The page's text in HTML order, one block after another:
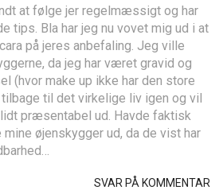
at følge jer regelmæssigt og har
tips. Bla har jeg nu vovet mig ud i at
på jeres anbefaling. Jeg ville
da jeg har været gravid og
(hvor make up ikke har den store
til det virkelige liv igen og vil
præsentabel ud. Havde faktisk
øjenskygger ud, da de vist har
SVAR PÅ KOMMENTAR